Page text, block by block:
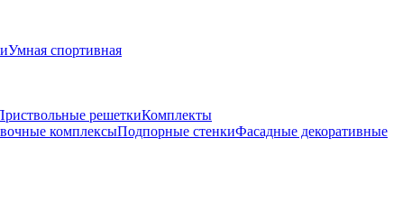
Умная спортивная
решеткиКомплекты
комплексыПодпорные стенкиФасадные декоративные